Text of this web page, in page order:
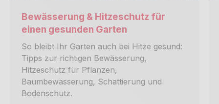
Bewässerung & Hitzeschutz für
einen gesunden Garten
So bleibt Ihr Garten auch bei Hitze gesund:
Tipps zur richtigen Bewässerung,
Hitzeschutz für Pflanzen,
Baumbewässerung, Schattierung und
Bodenschutz.